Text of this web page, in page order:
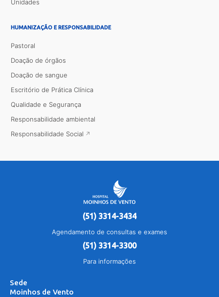
Unidades
HUMANIZAÇÃO E RESPONSABILIDADE
Pastoral
Doação de órgãos
Doação de sangue
Escritório de Prática Clínica
Qualidade e Segurança
Responsabilidade ambiental
Responsabilidade Social
(51) 3314-3434
Agendamento de consultas e exames
(51) 3314-3300
Para informações
Sede
Moinhos de Vento